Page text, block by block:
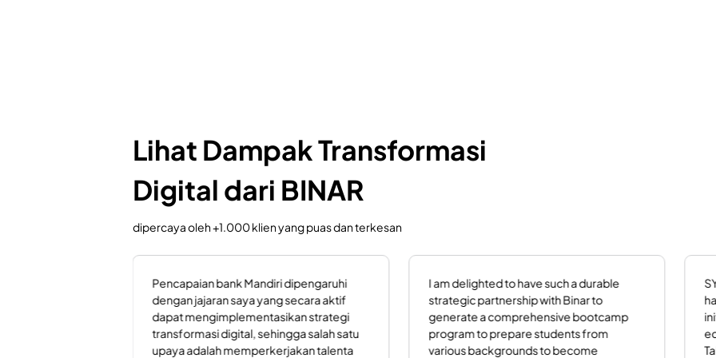
Lihat Dampak Transformasi
Digital dari BINAR
dipercaya oleh +1.000 klien yang puas dan terkesan
SYNRGY Academy and Binar Academy
have developed a great partnership in our
initiative to support Indonesia’s digital
economy by creating world class IT
Talents. Binar Academy is full of bright and
Binar adalah wadah yang tepat untuk
improve digital skill bagi perusahaan yang
sedang bertransformasi, ekosistem
pembelajarannya dapat disesuaikan
dengan kebutuhan dan dilengkapi